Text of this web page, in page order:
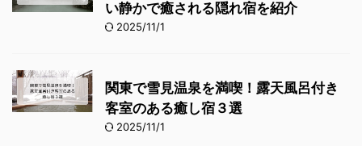
い静かで癒される隠れ宿を紹介
2025/11/1
関東で雪見温泉を満喫！露天風呂付き
客室のある癒し宿３選
2025/11/1